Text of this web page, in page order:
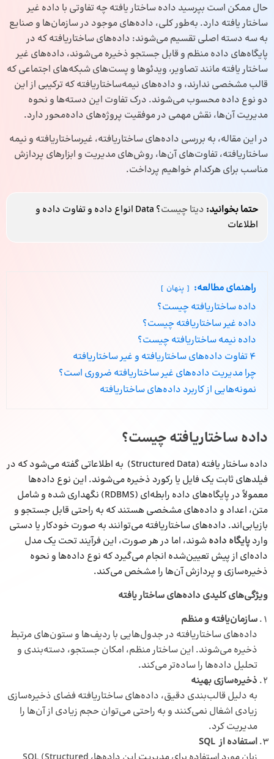
حال ممکن است بپرسید داده ساختار یافته چه تفاوتی با داده غیر
ساختار یافته دارد. به‌طور کلی، داده‌های موجود در سازمان‌ها و صنایع
به سه دسته اصلی تقسیم می‌شوند: داده‌های ساختاریافته که در
پایگاه‌های داده منظم و قابل جستجو ذخیره می‌شوند، داده‌های غیر
ساختار یافته مانند تصاویر، ویدئوها و پست‌های شبکه‌های اجتماعی که
قالب مشخصی ندارند، و داده‌های نیمه‌ساختاریافته که ترکیبی از این
دو نوع داده محسوب می‌شوند. درک تفاوت این دسته‌ها و نحوه
مدیریت آن‌ها، نقش مهمی در موفقیت پروژه‌های داده‌محور دارد.
در این مقاله، به بررسی داده‌های ساختاریافته، غیرساختاریافته و نیمه
ساختاریافته، تفاوت‌های آن‌ها، روش‌های مدیریت و ابزارهای پردازش
مناسب برای هرکدام خواهیم پرداخت.
حتما بخوانید: دیتا چیست
؟ Data انواع داده و تفاوت داده و
اطلاعات
راهنمای مطالعه: پنهان
داده ساختاریافته چیست؟
داده غیر ساختاریافته چیست؟
داده نیمه‌ ساختاریافته چیست؟
4 تفاوت داده‌های ساختاریافته و غیر ساختاریافته
چرا مدیریت داده‌های غیر ساختاریافته ضروری است؟
نمونه‌هایی از کاربرد داده‌های ساختاریافته
داده ساختاریافته چیست؟
داده‌ ساختار یافته (Structured Data) به اطلاعاتی گفته می‌شود که در
فیلدهای ثابت یک فایل یا رکورد ذخیره می‌شوند. این نوع داده‌ها
معمولاً در پایگاه‌های داده رابطه‌ای (RDBMS) نگهداری شده و شامل
متن، اعداد و داده‌های مشخصی هستند که به راحتی قابل جستجو و
بازیابی‌اند. داده‌های ساختاریافته می‌توانند به صورت خودکار یا دستی
واردپایگاه دادهشوند، اما در هر صورت، این فرآیند تحت یک مدل
داده‌ای از پیش تعیین‌شده انجام می‌گیرد که نوع داده‌ها و نحوه
ذخیره‌سازی و پردازش آن‌ها را مشخص می‌کند.
ویژگی‌های کلیدی داده‌های ساختار یافته
سازمان‌یافته و منظم
داده‌های ساختاریافته در جدول‌هایی با ردیف‌ها و ستون‌های مرتبط
ذخیره می‌شوند. این ساختار منظم، امکان جستجو، دسته‌بندی و
تحلیل داده‌ها را ساده‌تر می‌کند.
ذخیره‌سازی بهینه
به دلیل قالب‌بندی دقیق، داده‌های ساختاریافته فضای ذخیره‌سازی
زیادی اشغال نمی‌کنند و به راحتی می‌توان حجم زیادی از آن‌ها را
مدیریت کرد.
استفاده از SQL